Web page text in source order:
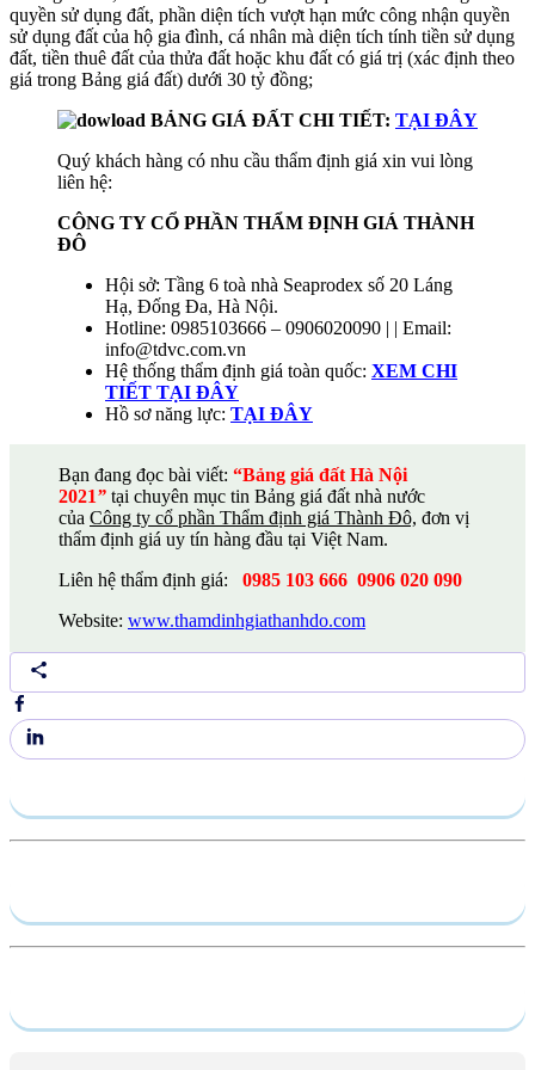
quyền sử dụng đất, phần diện tích vượt hạn mức công nhận quyền
sử dụng đất của hộ gia đình, cá nhân mà diện tích tính tiền sử dụng
đất, tiền thuê đất của thửa đất hoặc khu đất có giá trị (xác định theo
giá trong Bảng giá đất) dưới 30 tỷ đồng;
BẢNG GIÁ ĐẤT CHI TIẾT: TẠI ĐÂY
Quý khách hàng có nhu cầu thẩm định giá xin vui lòng
liên hệ:
CÔNG TY CỔ PHẦN THẨM ĐỊNH GIÁ THÀNH
ĐÔ
Hội sở: Tầng 6 toà nhà Seaprodex số 20 Láng
Hạ, Đống Đa, Hà Nội.
Hotline: 0985103666 – 0906020090 | | Email:
info@tdvc.com.vn
Hệ thống thẩm định giá toàn quốc: XEM CHI
TIẾT TẠI ĐÂY
Hồ sơ năng lực: TẠI ĐÂY
Bạn đang đọc bài viết: “Bảng giá đất Hà Nội
2021” tại chuyên mục tin Bảng giá đất nhà nước
của Công ty cổ phần Thẩm định giá Thành Đô, đơn vị
thẩm định giá uy tín hàng đầu tại Việt Nam.
Liên hệ thẩm định giá: 0985 103 666 0906 020 090
Website: www.thamdinhgiathanhdo.com